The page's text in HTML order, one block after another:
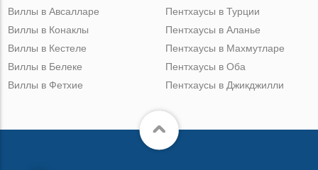
Виллы в Авсалларе
Виллы в Конаклы
Виллы в Кестеле
Виллы в Белеке
Виллы в Фетхие
Пентхаусы в Турции
Пентхаусы в Аланье
Пентхаусы в Махмутларе
Пентхаусы в Оба
Пентхаусы в Джикджилли